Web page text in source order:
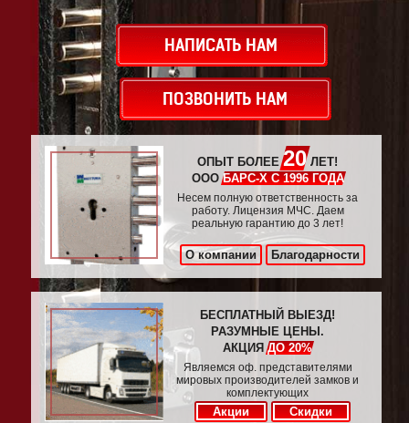
НАПИСАТЬ НАМ
ПОЗВОНИТЬ НАМ
ОПЫТ БОЛЕЕ20ЛЕТ!
ОООБАРС-Х С 1996 ГОДА
Несем полную ответственность за
работу. Лицензия МЧС. Даем
реальную гарантию до 3 лет!
О компании Благодарности
БЕСПЛАТНЫЙ ВЫЕЗД!
РАЗУМНЫЕ ЦЕНЫ.
АКЦИЯДО 20%
Являемся оф. представителями
мировых производителей замков и
комплектующих
Акции Скидки